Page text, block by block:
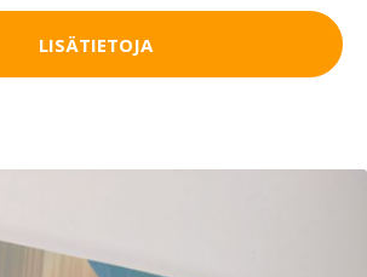
LISÄTIETOJA